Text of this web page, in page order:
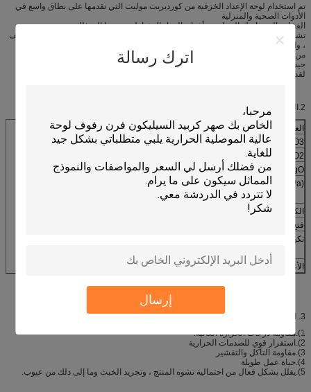
اترك رسالة
إرسال
تم استخدام لوحة الإعداد الخزفية من كورديريت موليت التي نقدمها على نطاق واسع في
الأدوات الصحية والمنزلية
الفخار والسيراميك الزجاجي وأفران المواد المغناطيسية وما إلى ذلك.
تشمل المنتجات الرئيسية السطح المجوف ، والسطح الصلب ، والأعمدة ، وطوب السقف
، والألواح المثقبة ، وغيرها من المنتجات ذات الأشكال الخاصة.
من خلال اعتماد تكنولوجيا إنتاج البرسيس ، فإن أثاث الفرن يتميز بجودة جيدة ، ومقاومة
جيدة للصدمات الحرارية ، وأداء جيد في درجات الحرارة العالية.
لقد زودنا العديد من العملاء بأفضل جودة مع feedbac جيد جدًا
2. الخصائص الفيزيائية والكيميائية
العنصر والأوصاف
تحديد
Al2O3 (٪)
40 ~ 48
SiO2 (٪)
MgO (٪)
4 ~ 9
MOR (MPa)
20
14
1250
12
الكثافة الظاهرية (جم / سم 3)
فتح المسامية (٪)
تكوين المرحلة (٪)
الأعلى.درجة حرارة الخدمة ℃
1280
3. الميزة
1).مقاومة درجات الحرارة العالية.
2).استقرار قوي للصدمات الحرارية
3).مقاومة التآكل والتقشير
4).حياة عمل طويلة
5).يقلل بشكل فعال من احتمالية تشوه المنتج ، وتجريد الخبث وما إلى ذلك من عيوب.